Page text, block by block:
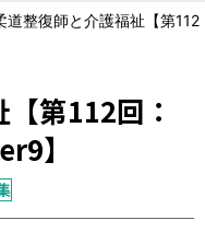
道整復師と介護福祉【第112
第112回：
】